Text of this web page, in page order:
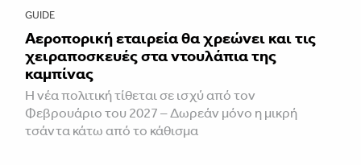
GUIDE
Αεροπορική εταιρεία θα χρεώνει και τις
χειραποσκευές στα ντουλάπια της
καμπίνας
Η νέα πολιτική τίθεται σε ισχύ από τον
Φεβρουάριο του 2027 – Δωρεάν μόνο η μικρή
τσάντα κάτω από το κάθισμα